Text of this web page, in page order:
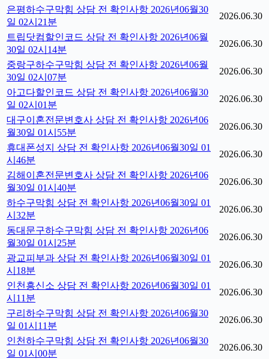
은평하수구막힘 상담 전 확인사항 2026년06월30
일 02시21분
2026.06.30
트립닷컴할인코드 상담 전 확인사항 2026년06월
30일 02시14분
2026.06.30
중랑구하수구막힘 상담 전 확인사항 2026년06월
30일 02시07분
2026.06.30
아고다할인코드 상담 전 확인사항 2026년06월30
일 02시01분
2026.06.30
대구이혼전문변호사 상담 전 확인사항 2026년06
월30일 01시55분
2026.06.30
휴대폰성지 상담 전 확인사항 2026년06월30일 01
시46분
2026.06.30
김해이혼전문변호사 상담 전 확인사항 2026년06
월30일 01시40분
2026.06.30
하수구막힘 상담 전 확인사항 2026년06월30일 01
시32분
2026.06.30
동대문구하수구막힘 상담 전 확인사항 2026년06
월30일 01시25분
2026.06.30
광교피부과 상담 전 확인사항 2026년06월30일 01
시18분
2026.06.30
인천흥신소 상담 전 확인사항 2026년06월30일 01
시11분
2026.06.30
구리하수구막힘 상담 전 확인사항 2026년06월30
일 01시11분
2026.06.30
인천하수구막힘 상담 전 확인사항 2026년06월30
일 01시00분
2026.06.30